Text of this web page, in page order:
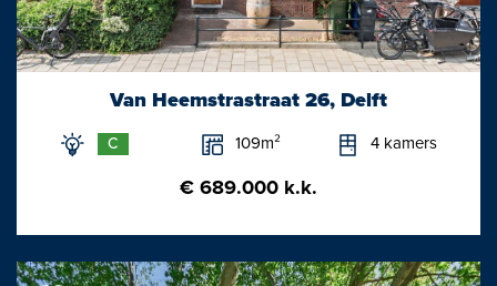
- Gezien het bouwjaar zal er een materialen- en
ouderdomsclausule in de
Uw aankoopmakelaar komt op voor uw belang en bespaart u
tijd, geld en zorgen.
Van Heemstrastraat 26, Delft
C 109m² 4 kamers
€ 689.000 k.k.